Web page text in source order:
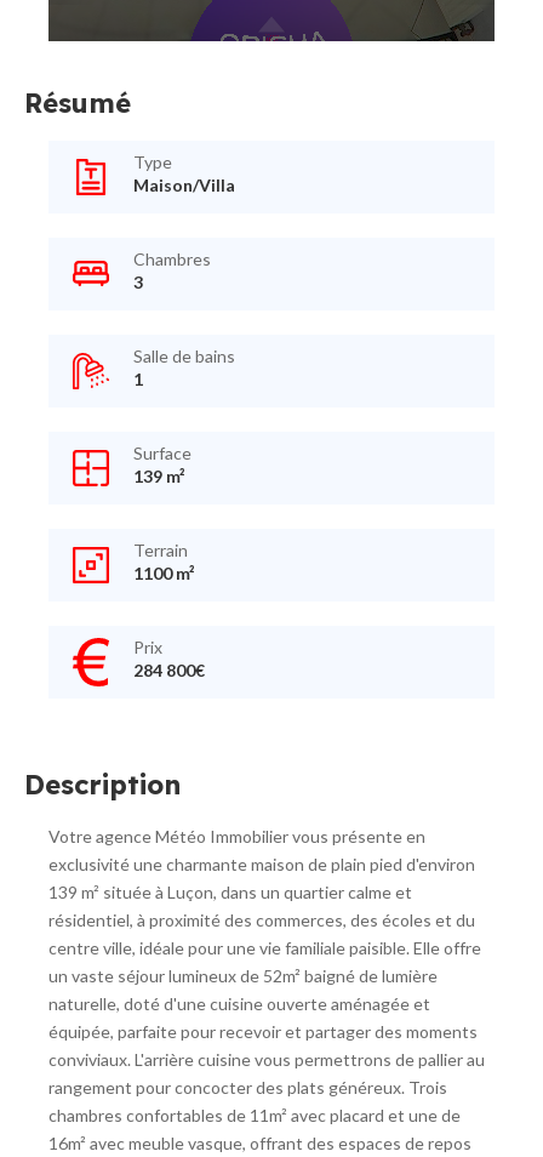
Description
Votre agence Météo Immobilier vous présente en
exclusivité une charmante maison de plain pied d'environ
139 m² située à Luçon, dans un quartier calme et
résidentiel, à proximité des commerces, des écoles et du
centre ville, idéale pour une vie familiale paisible. Elle offre
un vaste séjour lumineux de 52m² baigné de lumière
naturelle, doté d'une cuisine ouverte aménagée et
équipée, parfaite pour recevoir et partager des moments
conviviaux. L'arrière cuisine vous permettrons de pallier au
rangement pour concocter des plats généreux. Trois
chambres confortables de 11m² avec placard et une de
16m² avec meuble vasque, offrant des espaces de repos
Résumé
Type
Maison/Villa
Chambres
3
Salle de bains
1
Surface
139 m²
Terrain
1100 m²
Prix
284 800€